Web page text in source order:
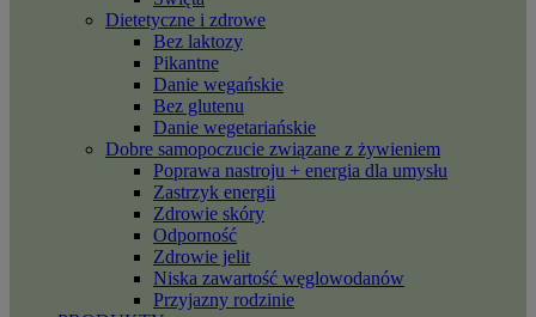
Dietetyczne i zdrowe
Bez laktozy
Pikantne
Danie wegańskie
Bez glutenu
Danie wegetariańskie
Dobre samopoczucie związane z żywieniem
Poprawa nastroju + energia dla umysłu
Zastrzyk energii
Zdrowie skóry
Odporność
Zdrowie jelit
Niska zawartość węglowodanów
Przyjazny rodzinie